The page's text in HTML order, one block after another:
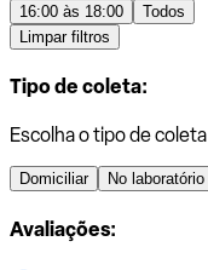
16:00 às 18:00
Todos
Limpar filtros
Tipo de coleta:
Escolha o tipo de coleta
Domiciliar No laboratório
Avaliações: